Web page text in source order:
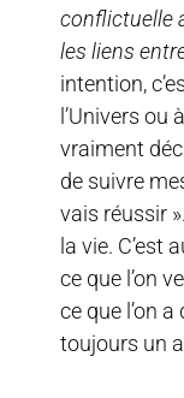
conflictuelle
les liens
intention,
l’Univers ou
vraiment
de suivre
vais réussir
la vie.
ce que l’on
ce que l’on
toujours un